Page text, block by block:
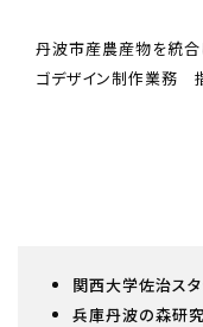
丹波市産農産物を統合
ゴデザイン制作業務
関西大学佐治
兵庫丹波の森